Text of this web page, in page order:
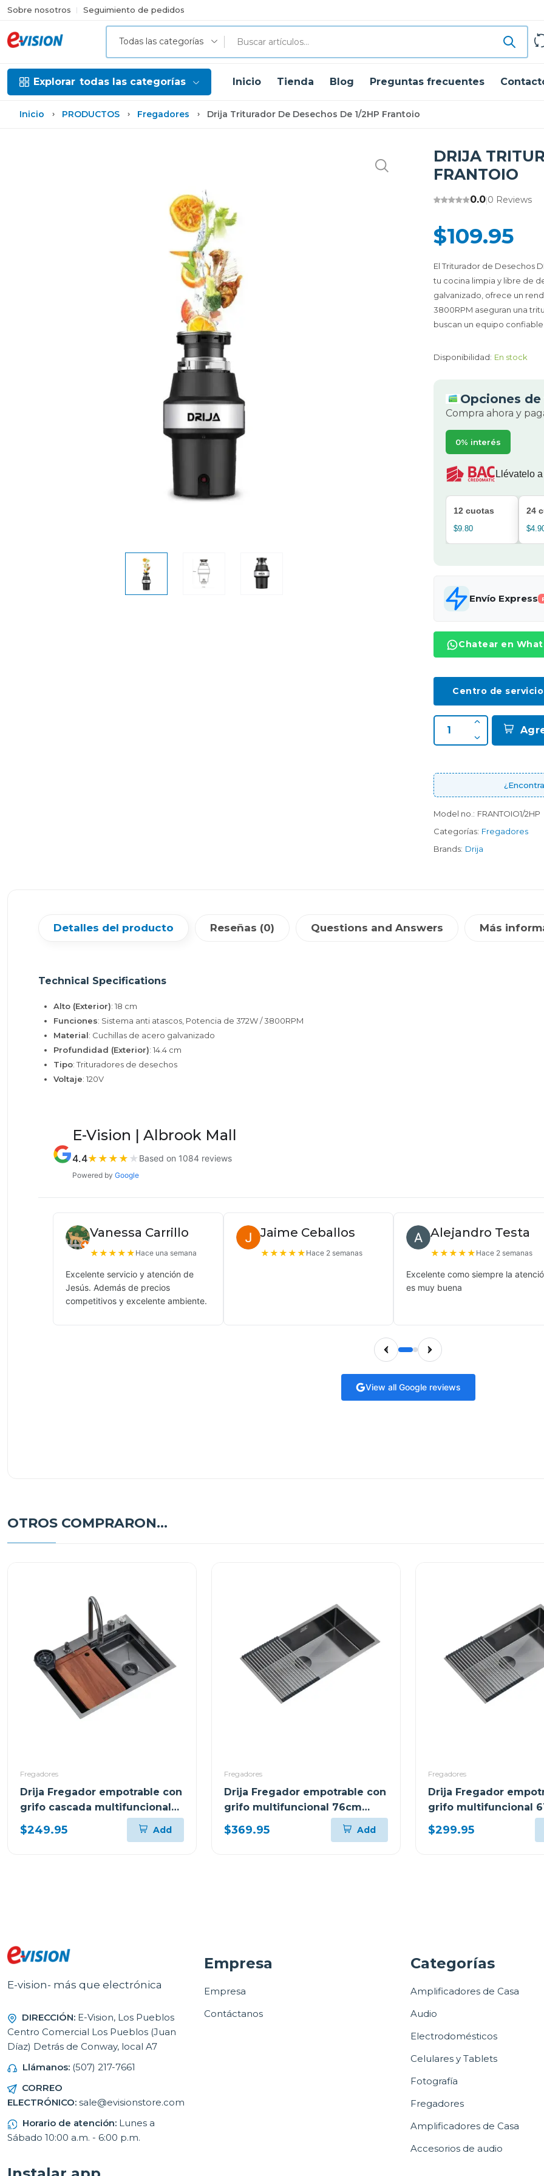
Sobre nosotros Seguimiento de pedidos
Todas las categorías
Explorar todas las categorías Inicio Tienda Blog Preguntas frecuentes
Inicio PRODUCTOS Fregadores Drija Triturador De Desechos De 1/2HP Frantoio
DRIJA
FRANTOIO
0.0|0 Reviews
$109.95
El Triturador de Desechos
tu cocina limpia y libre de
galvanizado, ofrece un
3800RPM aseguran una
buscan un equipo
Disponibilidad: En stock
Opciones
Compra ahora y
0% interés
Llévatelo
12 cuotas
$9.80
24
Envío Express
Chatear en
Centro de servicio
Model no.: FRANTOIO1/2HP
Categorías: Fregadores
Brands: Drija
Detalles del producto Reseñas (0) Questions and Answers Más
Technical Specifications
Alto (Exterior): 18 cm
Funciones: Sistema anti atascos, Potencia de 372W / 3800RPM
Material: Cuchillas de acero galvanizado
Profundidad (Exterior): 14.4 cm
Tipo: Trituradores de desechos
Voltaje: 120V
E-Vision | Albrook Mall
4.4★ ★ ★ ★ ★ Based on 1084 reviews
Powered by Google
Vanessa Carrillo
★★★★★ Hace una semana
Excelente servicio y atención de
Jesús. Además de precios
competitivos y excelente ambiente.
Jaime Ceballos
★★★★★ Hace 2 semanas
Alejandro Testa
★★★★★ Hace 2 semanas
Excelente como siempre la
es muy buena
View all Google reviews
OTROS COMPRARON...
Fregadores
Drija Fregador empotrable con
grifo cascada multifuncional
68cm cirella
$249.95 Add
Fregadores
Drija Fregador empotrable con
grifo multifuncional 76cm
murano
$369.95 Add
Fregadores
Drija Fregador
grifo multifuncional
murano
$299.95
E-vision- más que electrónica
DIRECCIÓN: E-Vision, Los Pueblos
Centro Comercial Los Pueblos (Juan
Díaz) Detrás de Conway, local A7
Llámanos: (507) 217-7661
CORREO
ELECTRÓNICO: sale@evisionstore.com
Horario de atención: Lunes a
Sábado 10:00 a.m. - 6:00 p.m.
Empresa
Empresa
Contáctanos
Categorías
Amplificadores de Casa
Audio
Electrodomésticos
Celulares y Tablets
Fotografía
Fregadores
Amplificadores de Casa
Accesorios de audio